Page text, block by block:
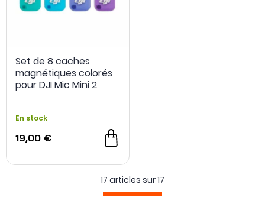
Set de 8 caches
magnétiques colorés
pour DJI Mic Mini 2
En stock
19,00 €
17 articles sur17